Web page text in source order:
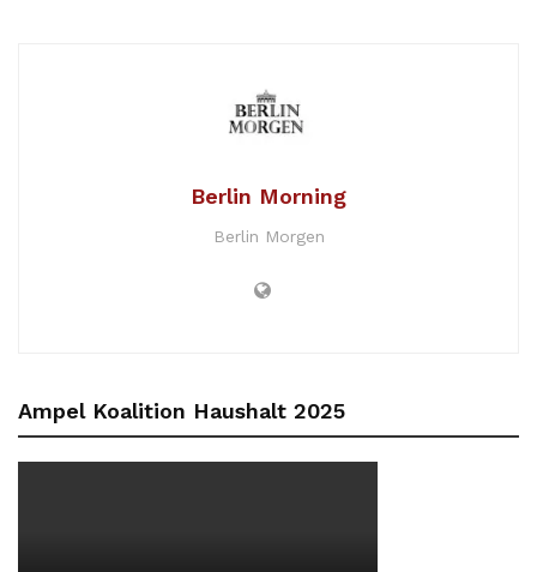
Berlin Morning
Berlin Morgen
Ampel Koalition Haushalt 2025